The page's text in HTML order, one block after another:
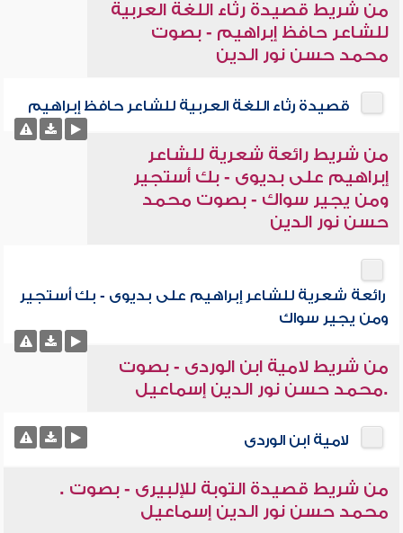
من شريط قصيدة رثاء اللغة العربية
للشاعر حافظ إبراهيم - بصوت
محمد حسن نور الدين
قصيدة رثاء اللغة العربية للشاعر حافظ إبراهيم
من شريط رائعة شعرية للشاعر
إبراهيم على بديوى - بك أستجير
ومن يجير سواك - بصوت محمد
حسن نور الدين
رائعة شعرية للشاعر إبراهيم على بديوى - بك أستجير
ومن يجير سواك
من شريط لامية ابن الوردى - بصوت
.محمد حسن نور الدين إسماعيل
لامية ابن الوردى
من شريط قصيدة التوبة للإلبيرى - بصوت .
محمد حسن نور الدين إسماعيل